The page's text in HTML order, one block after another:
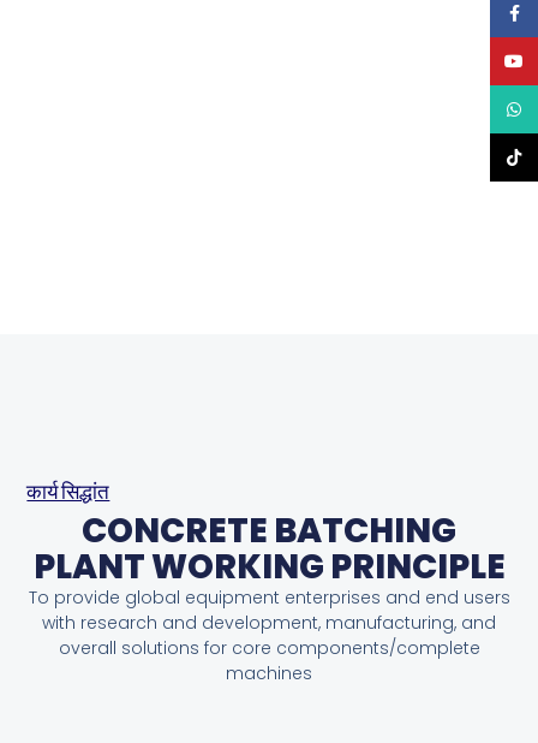
कार्य सिद्धांत
CONCRETE BATCHING
PLANT WORKING PRINCIPLE
To provide global equipment enterprises and end users
with research and development, manufacturing, and
overall solutions for core components/complete
machines
फेसबुक
यूट्यूब